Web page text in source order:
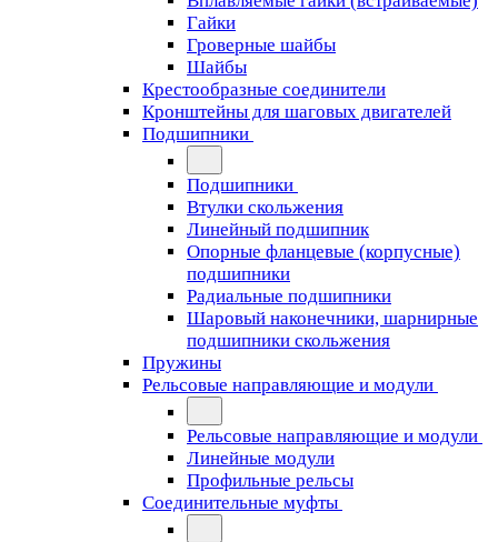
Гайки
Гроверные шайбы
Шайбы
Крестообразные соединители
Кронштейны для шаговых двигателей
Подшипники
Подшипники
Втулки скольжения
Линейный подшипник
Опорные фланцевые (корпусные)
подшипники
Радиальные подшипники
Шаровый наконечники, шарнирные
подшипники скольжения
Пружины
Рельсовые направляющие и модули
Рельсовые направляющие и модули
Линейные модули
Профильные рельсы
Соединительные муфты